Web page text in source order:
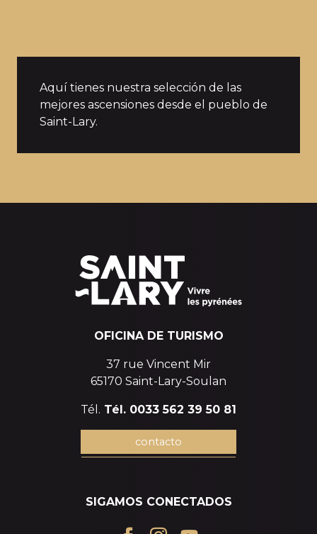
Aquí tienes nuestra selección de las
mejores ascensiones desde el pueblo de
Saint-Lary.
OFICINA DE TURISMO
37 rue Vincent Mir
65170 Saint-Lary-Soulan
Tél. Tél. 0033 562 39 50 81
contacto
SIGAMOS CONECTADOS